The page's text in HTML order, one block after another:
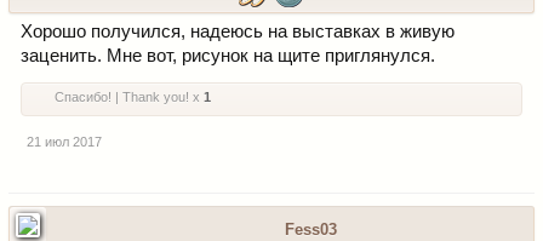
Хорошо получился, надеюсь на выставках в живую
заценить. Мне вот, рисунок на щите приглянулся.
Спасибо! | Thank you! x 1
21 июл 2017
Fess03